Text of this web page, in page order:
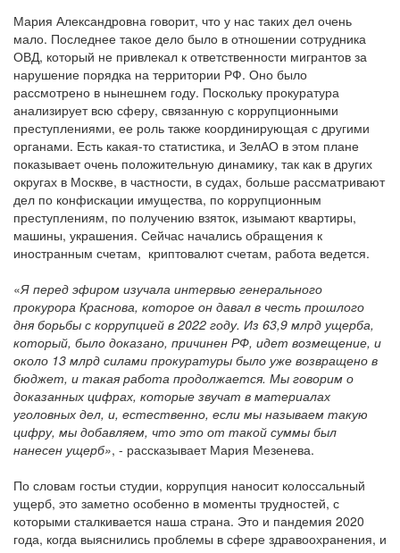
Мария Александровна говорит, что у нас таких дел очень
мало. Последнее такое дело было в отношении сотрудника
ОВД, который не привлекал к ответственности мигрантов за
нарушение порядка на территории РФ. Оно было
рассмотрено в нынешнем году. Поскольку прокуратура
анализирует всю сферу, связанную с коррупционными
преступлениями, ее роль также координирующая с другими
органами. Есть какая-то статистика, и ЗелАО в этом плане
показывает очень положительную динамику, так как в других
округах в Москве, в частности, в судах, больше рассматривают
дел по конфискации имущества, по коррупционным
преступлениям, по получению взяток, изымают квартиры,
машины, украшения. Сейчас начались обращения к
иностранным счетам, криптовалют счетам, работа ведется.
«Я перед эфиром изучала интервью генерального
прокурора Краснова, которое он давал в честь прошлого
дня борьбы с коррупцией в 2022 году. Из 63,9 млрд ущерба,
который, было доказано, причинен РФ, идет возмещение, и
около 13 млрд силами прокуратуры было уже возвращено в
бюджет, и такая работа продолжается. Мы говорим о
доказанных цифрах, которые звучат в материалах
уголовных дел, и, естественно, если мы называем такую
цифру, мы добавляем, что это от такой суммы был
нанесен ущерб», - рассказывает Мария Мезенева.
По словам гостьи студии, коррупция наносит колоссальный
ущерб, это заметно особенно в моменты трудностей, с
которыми сталкивается наша страна. Это и пандемия 2020
года, когда выяснились проблемы в сфере здравоохранения, и